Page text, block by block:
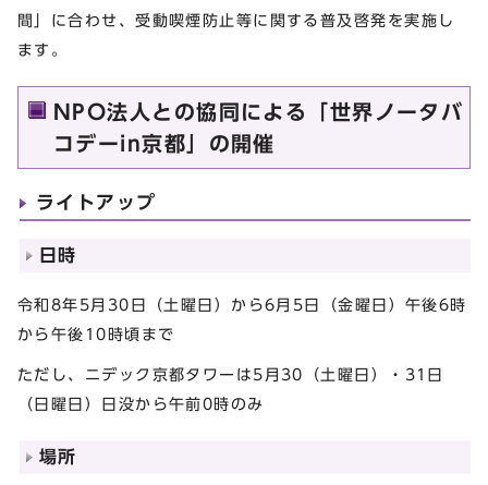
間」に合わせ、受動喫煙防止等に関する普及啓発を実施し
ます。
NPO法人との協同による「世界ノータバ
コデーin京都」の開催
ライトアップ
日時
令和8年5月30日（土曜日）から6月5日（金曜日）午後6時
から午後10時頃まで
ただし、ニデック京都タワーは5月30（土曜日）・31日
（日曜日）日没から午前0時のみ
場所